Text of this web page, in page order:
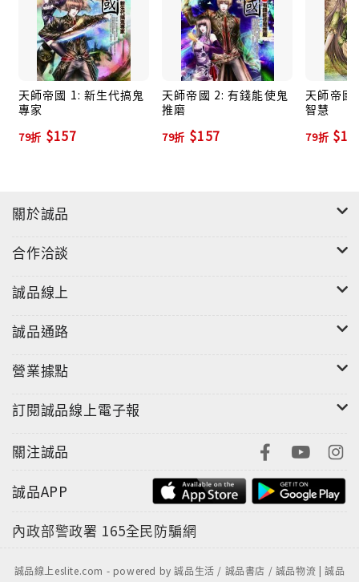
天師帝國 1: 新生代搞鬼
專家
79折 $157
天師帝國 2: 有錢能使鬼
推磨
79折 $157
天師帝國
智慧
79折
關於誠品
合作洽談
誠品線上
誠品通路
營業據點
訂閱誠品線上電子報
關注誠品
誠品APP
內政部警政署 165全民防騙網
誠品線上eslite.com - powered by 誠品生活 / 誠品書店 / 誠品物流 | 誠品